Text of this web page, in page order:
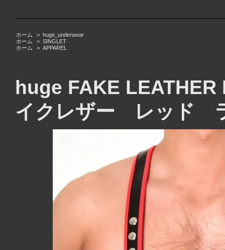
ホーム > huge_underwear
ホーム
> SINGLET
ホーム
> APPAREL
huge FAKE LEATHER
イクレザー レッド